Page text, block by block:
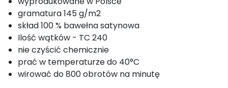
gramatura 145 g/m2
skład 100 % bawełna satynowa
Ilość wątków - TC 240
nie czyścić chemicznie
prać w temperaturze do 40°C
wirować do 800 obrotów na minutę